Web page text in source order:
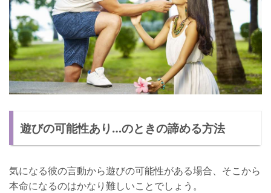
遊びの可能性あり…のときの諦める方法
気になる彼の言動から遊びの可能性がある場合、そこから
本命になるのはかなり難しいことでしょう。